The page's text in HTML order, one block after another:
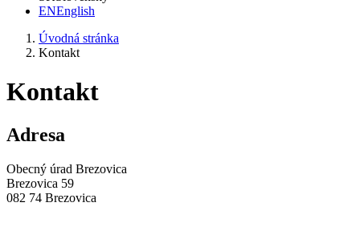
ENEnglish
Úvodná stránka
Kontakt
Kontakt
Adresa
Obecný úrad Brezovica
Brezovica 59
082 74 Brezovica